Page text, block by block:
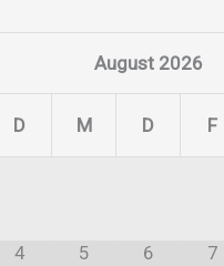
August 2026
D M D F
4 5 6 7